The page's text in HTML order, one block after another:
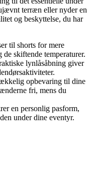
terræn eller nyder en
og beskyttelse, du har
til shorts for mere
skiftende temperaturer.
lynlåsåbning giver
opbevaring til dine
fri, mens du
en personlig pasform,
under dine eventyr.